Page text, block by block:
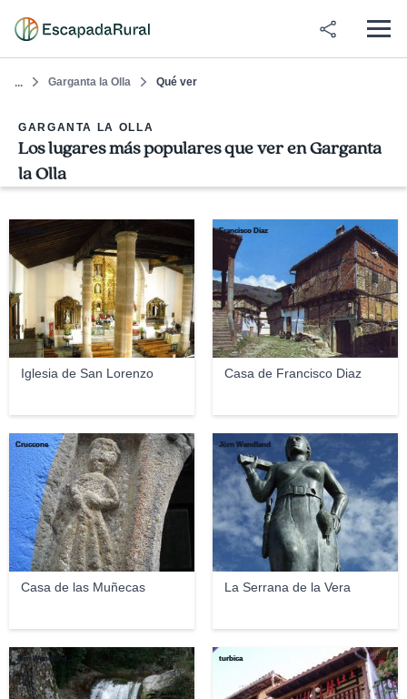
... Garganta la Olla Qué ver
GARGANTA LA OLLA
Los lugares más populares que ver en Garganta
la Olla
Iglesia de San Lorenzo
cruccone
Casa de Francisco Diaz
Francisco Diaz
Casa de las Muñecas
Cruccone
La Serrana de la Vera
Jörn Wendland
Jörn Wendland turbica